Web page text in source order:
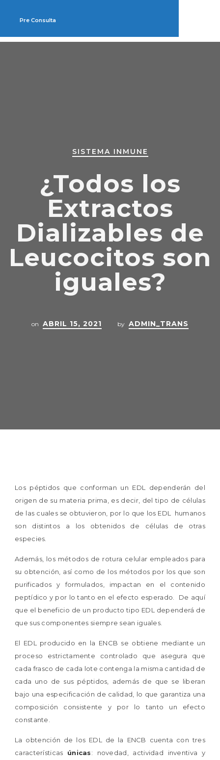
Pre Consulta
SISTEMA INMUNE
¿Todos los
Extractos
Dializables de
Leucocitos son
iguales?
on ABRIL 15, 2021 by ADMIN_TRANS
Los péptidos que conforman un EDL dependerán del
origen de su materia prima, es decir, del tipo de células
de las cuales se obtuvieron, por lo que los EDL humanos
son distintos a los obtenidos de células de otras
especies.
Además, los métodos de rotura celular empleados para
su obtención, así como de los métodos por los que son
purificados y formulados, impactan en el contenido
peptídico y por lo tanto en el efecto esperado. De aquí
que el beneficio de un producto tipo EDL dependerá de
que sus componentes siempre sean iguales.
El EDL producido en la ENCB se obtiene mediante un
proceso estrictamente controlado que asegura que
cada frasco de cada lote contenga la misma cantidad de
cada uno de sus péptidos, además de que se liberan
bajo una especificación de calidad, lo que garantiza una
composición consistente y por lo tanto un efecto
constante.
La obtención de los EDL de la ENCB cuenta con tres
características únicas: novedad, actividad inventiva y